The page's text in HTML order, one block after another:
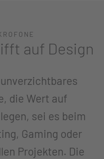
auf Design
die Wert auf
sei es beim
Gaming oder
Projekten. Die